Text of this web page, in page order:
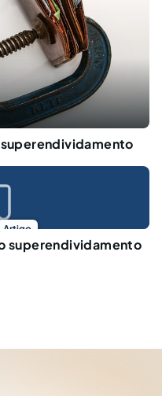
Artigo
superendividamento